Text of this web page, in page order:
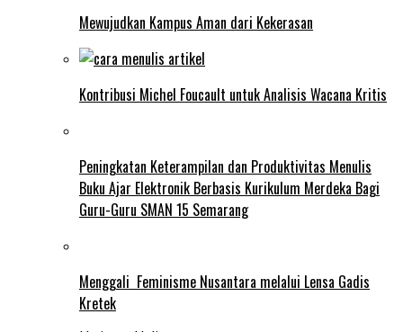
Mewujudkan Kampus Aman dari Kekerasan
Kontribusi Michel Foucault untuk Analisis Wacana Kritis
Peningkatan Keterampilan dan Produktivitas Menulis
Buku Ajar Elektronik Berbasis Kurikulum Merdeka Bagi
Guru-Guru SMAN 15 Semarang
Menggali Feminisme Nusantara melalui Lensa Gadis
Kretek